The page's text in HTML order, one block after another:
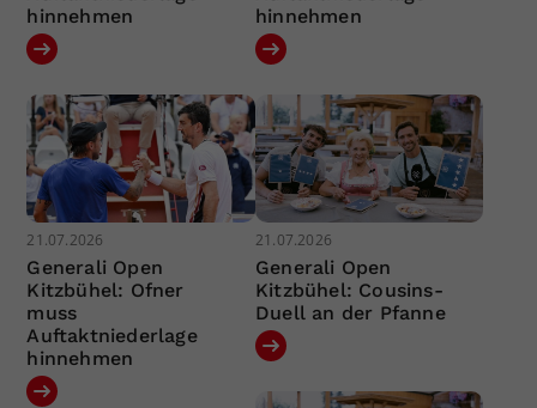
hinnehmen
hinnehmen
21.07.2026
Generali Open
Kitzbühel: Ofner
muss
Auftaktniederlage
hinnehmen
21.07.2026
Generali Open
Kitzbühel: Cousins-
Duell an der Pfanne